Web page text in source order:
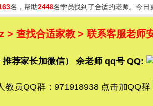
名，帮助2448名学员找到了合适的老师。今日
> 查找合适家教 > 联系客服老师
荐家长加微信） 余老师 qq号 QQ:
教员QQ群：971918938 点击加QQ群